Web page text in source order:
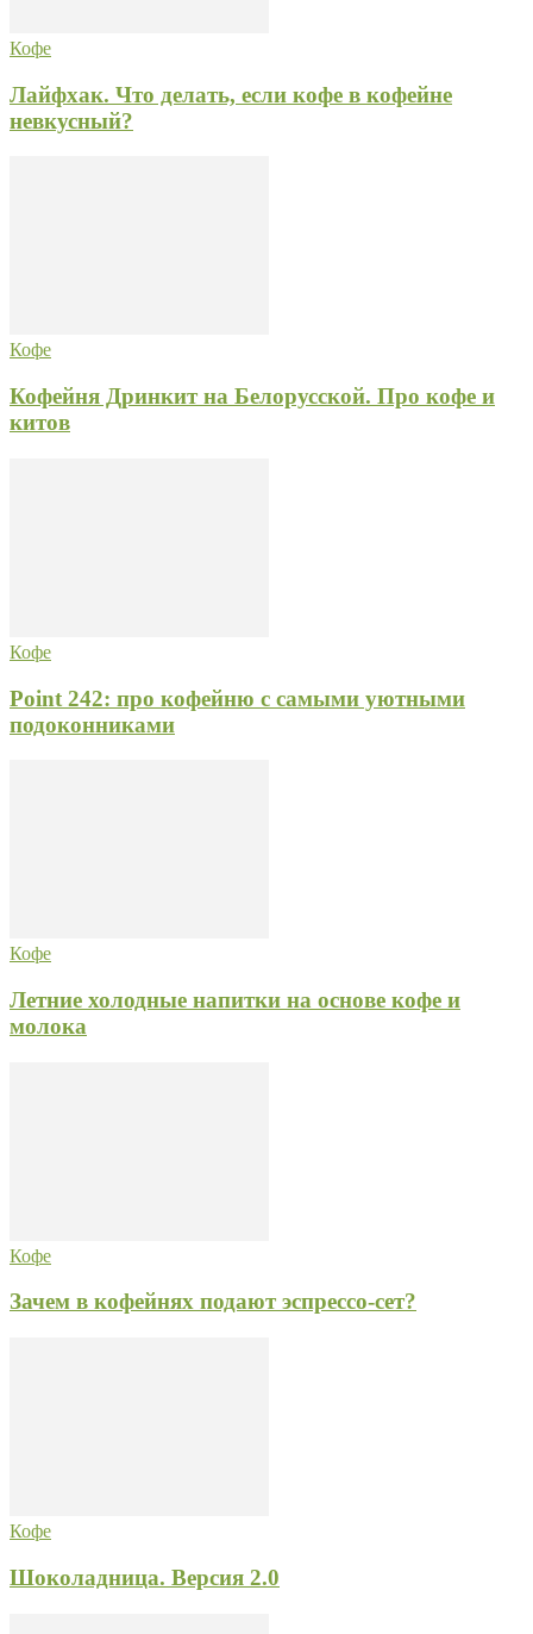
Кофе
Лайфхак. Что делать, если кофе в кофейне
невкусный?
Кофе
Кофейня Дринкит на Белорусской. Про кофе и
китов
Кофе
Point 242: про кофейню с самыми уютными
подоконниками
Кофе
Летние холодные напитки на основе кофе и
молока
Кофе
Зачем в кофейнях подают эспрессо-сет?
Кофе
Шоколадница. Версия 2.0